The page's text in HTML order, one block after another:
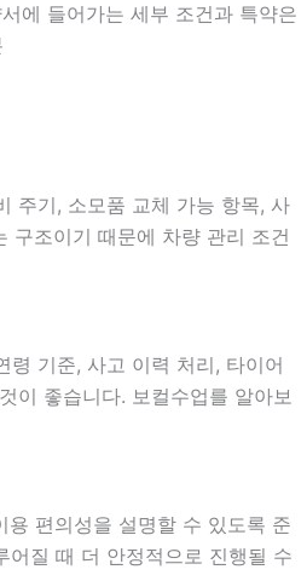
에 들어가는 세부 조건과 특약은
주기, 소모품 교체 가능 항목, 사
구조이기 때문에 차량 관리 조건
령 기준, 사고 이력 처리, 타이어
이 좋습니다. 보컬수업를 알아보
편의성을 설명할 수 있도록 준
질 때 더 안정적으로 진행될 수